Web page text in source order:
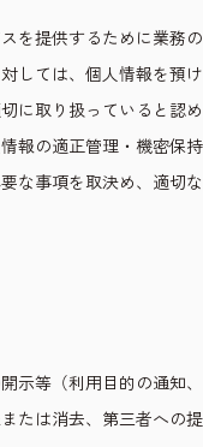
を提供するために業務の
しては、個人情報を預け
に取り扱っていると認め
報の適正管理・機密保持
な事項を取決め、適切な
示等（利用目的の通知、
たは消去、第三者への提